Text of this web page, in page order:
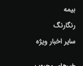
بیمه
رنگارنگ
سایر اخبار ویژه